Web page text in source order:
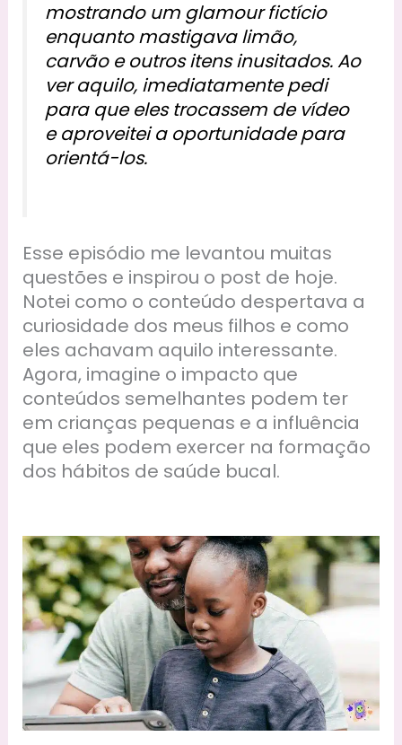
mostrando um glamour fictício
enquanto mastigava limão,
carvão e outros itens inusitados. Ao
ver aquilo, imediatamente pedi
para que eles trocassem de vídeo
e aproveitei a oportunidade para
orientá-los.
Esse episódio me levantou muitas
questões e inspirou o post de hoje.
Notei como o conteúdo despertava a
curiosidade dos meus filhos e como
eles achavam aquilo interessante.
Agora, imagine o impacto que
conteúdos semelhantes podem ter
em crianças pequenas e a influência
que eles podem exercer na formação
dos hábitos de saúde bucal.